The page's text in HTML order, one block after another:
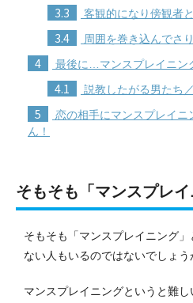
3.3 客観的になり傍観者
3.4 周囲を巻き込んでさ
4 最後に…マンスプレイニン
4.1 説教したがる男たち
5
恋の相手にマンスプレイ
ん！
そもそも「マンスプレ
そもそも「マンスプレイニング
ない人もいるのではないでしょう
マンスプレイニングというと難